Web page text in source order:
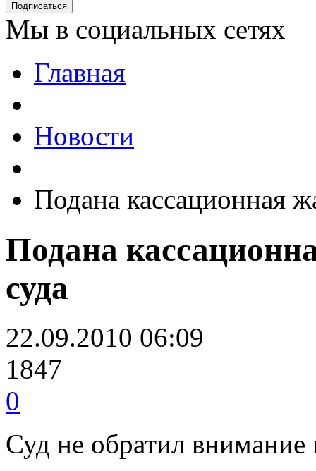
Подписаться
Мы в социальных сетях
Главная
Новости
Подана кассационная
Подана
суда
22.09.2010 06:09
1847
0
Суд не обратил внимание